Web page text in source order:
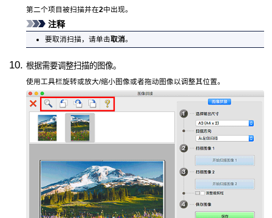
第二个项目被扫描并在2中出现。
注释
要取消扫描，请单击取消。
根据需要调整扫描的图像。
使用工具栏旋转或放大/缩小图像或者拖动图像以调整其位置。